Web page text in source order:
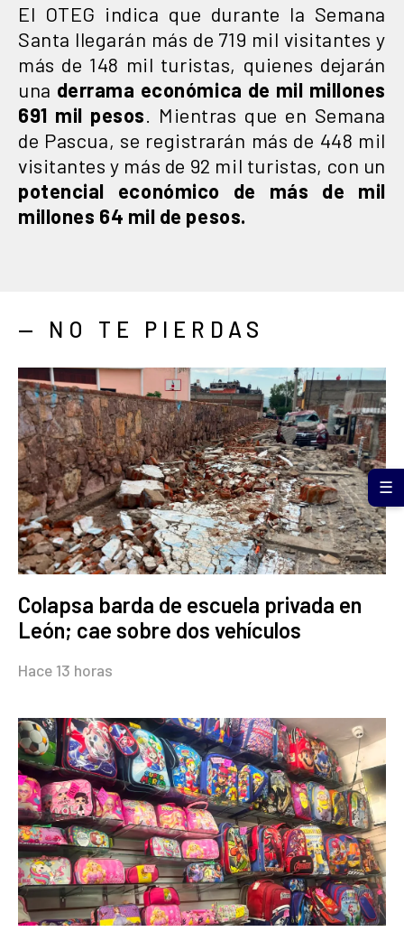
El OTEG indica que durante la Semana
Santa llegarán más de 719 mil visitantes y
más de 148 mil turistas, quienes dejarán
una derrama económica de mil millones
691 mil pesos . Mientras que en Semana
de Pascua, se registrarán más de 448 mil
visitantes y más de 92 mil turistas, con un
potencial económico de más de mil
millones 64 mil de pesos.
— NO TE PIERDAS
Colapsa barda de escuela privada en
León; cae sobre dos vehículos
Hace 13 horas
☰